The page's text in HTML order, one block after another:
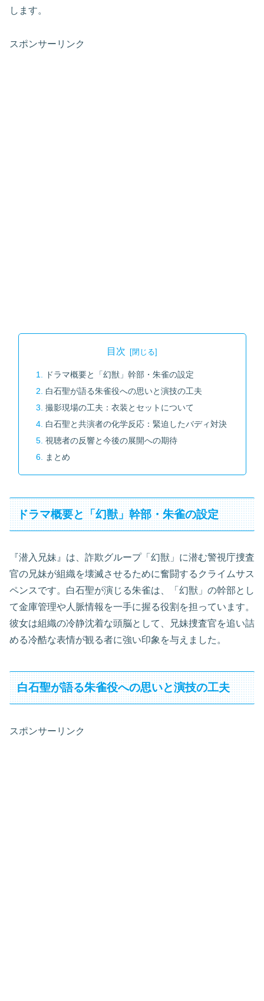
します。
スポンサーリンク
目次
ドラマ概要と「幻獣」幹部・朱雀の設定
白石聖が語る朱雀役への思いと演技の工夫
撮影現場の工夫：衣装とセットについて
白石聖と共演者の化学反応：緊迫したバディ対決
視聴者の反響と今後の展開への期待
まとめ
ドラマ概要と「幻獣」幹部・朱雀の設定
『潜入兄妹』は、詐欺グループ「幻獣」に潜む警視庁捜査
官の兄妹が組織を壊滅させるために奮闘するクライムサス
ペンスです。白石聖が演じる朱雀は、「幻獣」の幹部とし
て金庫管理や人脈情報を一手に握る役割を担っています。
彼女は組織の冷静沈着な頭脳として、兄妹捜査官を追い詰
める冷酷な表情が観る者に強い印象を与えました。
白石聖が語る朱雀役への思いと演技の工夫
スポンサーリンク